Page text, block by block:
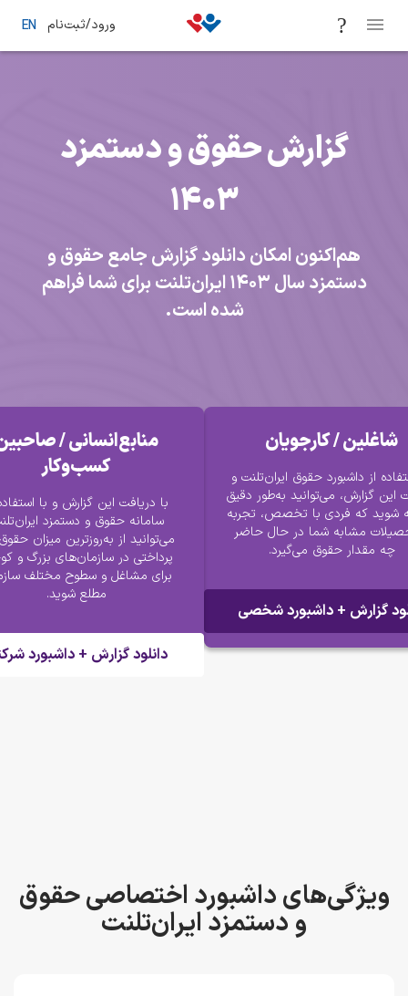
ورود/ثبت‌نام EN
گزارش حقوق و دستمزد
1403
امکان دانلود گزارش جامع حقوق و
دستمزد سال ۱۴۰۳ ایران‌تلنت برای شما فراهم
شده است.
/ کارجویان
حقوق ایران‌تلنت و
می‌توانید به‌طور دقیق
فردی با تخصص، تجربه
شما در حال حاضر
حقوق می‌گیرد.
+ داشبورد شخصی
منابع‌انسانی / صاحبین‌
کسب‌و‌کار
با دریافت این گزارش و با استفاده از
سامانه حقوق و دستمزد ایران‌تلنت،
می‌توانید از به‌روزترین میزان حقوق‌های
پرداختی در سازمان‌های بزرگ و کوچک
برای مشاغل و سطوح مختلف سازمانی
مطلع شوید.
دانلود گزارش + داشبورد شرکتی
داشبورد اختصاصی حقوق
و دستمزد ایران‌تلنت